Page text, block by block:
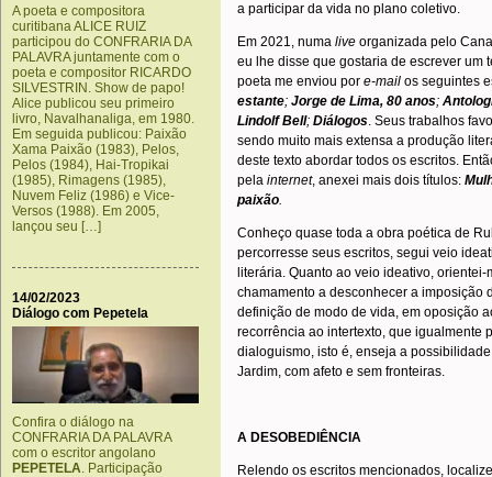
A poeta e compositora
curitibana ALICE RUIZ
participou do CONFRARIA DA
PALAVRA juntamente com o
poeta e compositor RICARDO
SILVESTRIN. Show de papo!
Alice publicou seu primeiro
livro, Navalhanaliga, em 1980.
Em seguida publicou: Paixão
Xama Paixão (1983), Pelos,
Pelos (1984), Hai-Tropikai
(1985), Rimagens (1985),
Nuvem Feliz (1986) e Vice-
Versos (1988). Em 2005,
lançou seu […]
14/02/2023
Diálogo com Pepetela
Confira o diálogo na
CONFRARIA DA PALAVRA
com o escritor angolano
PEPETELA. Participação
a participar da vida no plano coletivo.
Em 2021, numa live organizada pelo
eu lhe disse que gostaria de escrever um
poeta me enviou por e-mail os seguintes
estante; Jorge de Lima, 80 anos;
Lindolf Bell; Diálogos. Seus trabalhos
sendo muito mais extensa a produção
deste texto abordar todos os escritos.
pela internet, anexei mais dois títulos:
paixão.
Conheço quase toda a obra poética de
percorresse seus escritos, segui veio
literária. Quanto ao veio ideativo,
chamamento a desconhecer a imposição
definição de modo de vida, em oposição
recorrência ao intertexto, que igualmente
dialoguismo, isto é, enseja a
Jardim, com afeto e sem fronteiras.
A DESOBEDIÊNCIA
Relendo os escritos mencionados,